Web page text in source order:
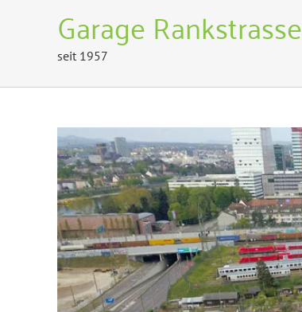
Garage Rankstrasse
seit 1957
Zeige
grösseres
Bild